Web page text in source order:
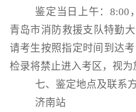
鉴定当日上午： 8:00
青岛市消防救援支队特勤
请考生按照指定时间到达
检录将禁止进入考区，视为
七、鉴定地点及联系
济南站